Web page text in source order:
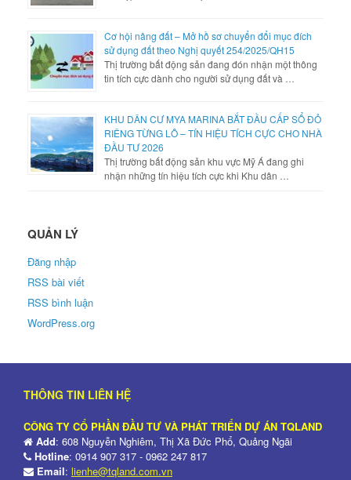
Cơ hội nâng đất – Mở hồ sơ chuyển đổi mục đích
sử dụng đất theo Nghị quyết 254/2025/QH15
Thị trường bất động sản đang đón nhận một thông
tin tích cực dành cho người sử dụng đất và …
KHU DÂN CƯ MYA MARINA BẮT ĐẦU CẤP SỔ ĐỎ
RIÊNG TỪNG LÔ – TÍN HIỆU TÍCH CỰC CHO NHÀ
ĐẦU TƯ 2026
Thị trường bất động sản khu vực Mỹ Á đang ghi
nhận những tín hiệu tích cực khi Khu dân …
QUẢN LÝ
Đăng nhập
RSS bài viết
RSS bình luận
WordPress.org
THÔNG TIN LIÊN HỆ
CÔNG TY CỔ PHẦN ĐẦU TƯ VÀ PHÁT TRIỂN DỰ ÁN TQLAND
Add: 608 Nguyễn Nghiêm, Thị Xã Đức Phổ, Quảng Ngãi
Hotline: 0914 907 317 - 0962 247 817
Email: lienhe@tqland.com.vn